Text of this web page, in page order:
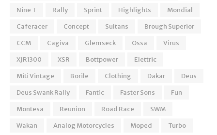
Nine T
Rally Sprint Highlights
Mondial
Caferacer
Concept Sultans
Brough Superior
CCM
Cagiva Glemseck Ossa
Virus
XJR1300
XSR Bottpower
Elettric
Miti Vintage
Borile Clothing Dakar
Deus
Deus Swank Rally
Fantic Faster Sons
Fun
Montesa
Reunion Road Race
SWM
Wakan
Analog Motorcycles Moped
Turbo